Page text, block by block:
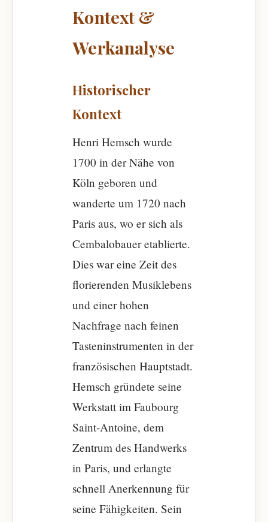
Kontext &
Werkanalyse
Historischer
Kontext
Henri Hemsch wurde
1700 in der Nähe von
Köln geboren und
wanderte um 1720 nach
Paris aus, wo er sich als
Cembalobauer etablierte.
Dies war eine Zeit des
florierenden Musiklebens
und einer hohen
Nachfrage nach feinen
Tasteninstrumenten in der
französischen Hauptstadt.
Hemsch gründete seine
Werkstatt im Faubourg
Saint-Antoine, dem
Zentrum des Handwerks
in Paris, und erlangte
schnell Anerkennung für
seine Fähigkeiten. Sein